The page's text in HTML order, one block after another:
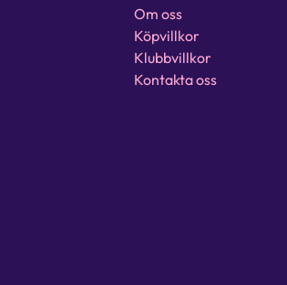
Om oss
Köpvillkor
Klubbvillkor
Kontakta oss